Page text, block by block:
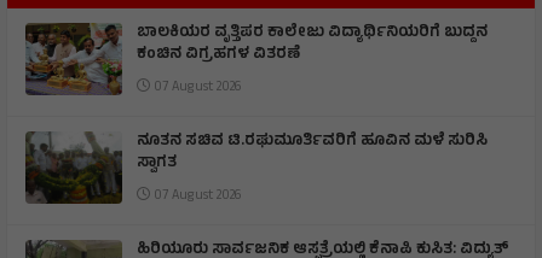
ಬಾಲಕಿಯರ ವೃತ್ತಿಪರ ಕಾಲೇಜು ವಿದ್ಯಾರ್ಥಿನಿಯರಿಗೆ ಬುದ್ದನ
ಕಂಚಿನ ವಿಗ್ರಹಗಳ ವಿತರಣೆ
07 August 2026
ನೂತನ ಸಚಿವ ಟಿ.ರಘುಮೂರ್ತಿವರಿಗೆ ಹೂವಿನ ಮಳೆ ಸುರಿಸಿ
ಸ್ವಾಗತ
07 August 2026
ಹಿರಿಯೂರು ಸಾರ್ವಜನಿಕ ಆಸ್ಪತ್ರೆಯಲ್ಲಿ ಕೆನಾಪಿ ಕುಸಿತ: ವಿದ್ಯುತ್‌